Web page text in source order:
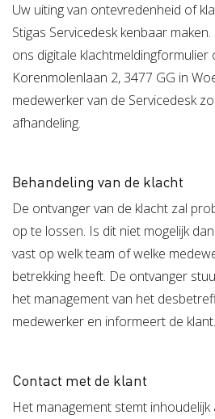
3V's van Stigas Aan de
Uw uiting van ontevredenheid of
Stigas Servicedesk kenbaar
ons digitale
Korenmolenlaan 2, 3477 GG in
medewerker van de Servicedesk
afhandeling.
Behandeling van de klacht
De ontvanger van de klacht zal
op te lossen. Is dit niet mogelijk
vast op welk team of welke
betrekking heeft. De ontvanger
het management van het
medewerker en informeert de klant.
Contact met de klant
Het management stemt inhoudelijk